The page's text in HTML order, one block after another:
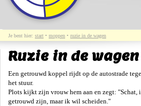
Je bent hier: start • moppen • ruzie in de wagen
Ruzie in de wagen
Een getrouwd koppel rijdt op de autostrade
het stuur.
Plots kijkt zijn vrouw hem aan en zegt: "Schat,
getrouwd zijn, maar ik wil scheiden."